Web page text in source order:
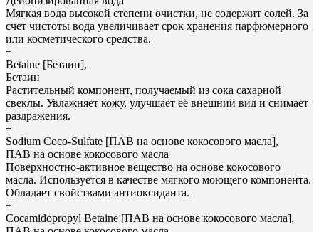
Мягкая вода высокой степени очистки, не содержит солей. За
счет чистоты вода увеличивает срок хранения парфюмерного
или косметического средства.
+
Betaine [Бетаин],
Бетаин
Растительный компонент, получаемый из сока сахарной
свеклы. Увлажняет кожу, улучшает её внешний вид и снимает
раздражения.
+
Sodium Coco-Sulfate [ПАВ на основе кокосового масла],
ПАВ на основе кокосового масла
Поверхностно-активное вещество на основе кокосового
масла. Используется в качестве мягкого моющего компонента.
Обладает свойствами антиоксиданта.
+
Cocamidopropyl Betaine [ПАВ на основе кокосового масла],